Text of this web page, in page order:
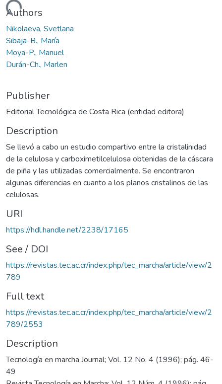
Loading...
Authors
Nikolaeva, Svetlana
Sibaja-B., María
Moya-P., Manuel
Durán-Ch., Marlen
Publisher
Editorial Tecnológica de Costa Rica (entidad editora)
Description
Se llevó a cabo un estudio compartivo entre la cristalinidad
de la celulosa y carboximetilcelulosa obtenidas de la cáscara
de piña y las utilizadas comercialmente. Se encontraron
algunas diferencias en cuanto a los planos cristalinos de las
celulosas.
URI
https://hdl.handle.net/2238/17165
See / DOI
https://revistas.tec.ac.cr/index.php/tec_marcha/article/view/2
789
Full text
https://revistas.tec.ac.cr/index.php/tec_marcha/article/view/2
789/2553
Description
Tecnología en marcha Journal; Vol. 12 No. 4 (1996); pág. 46-
49